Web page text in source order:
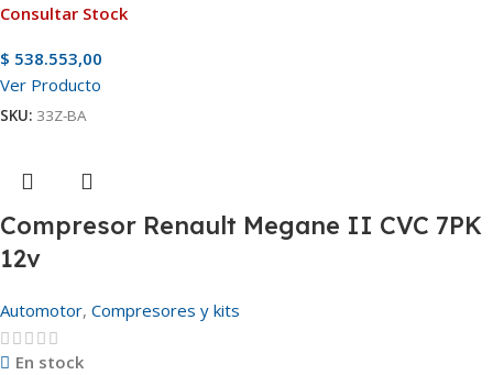
Consultar Stock
$ 538.553,00
Ver Producto
SKU: 33Z-BA
Compresor Renault Megane II CVC 7PK
12v
Automotor, Compresores y kits
En stock